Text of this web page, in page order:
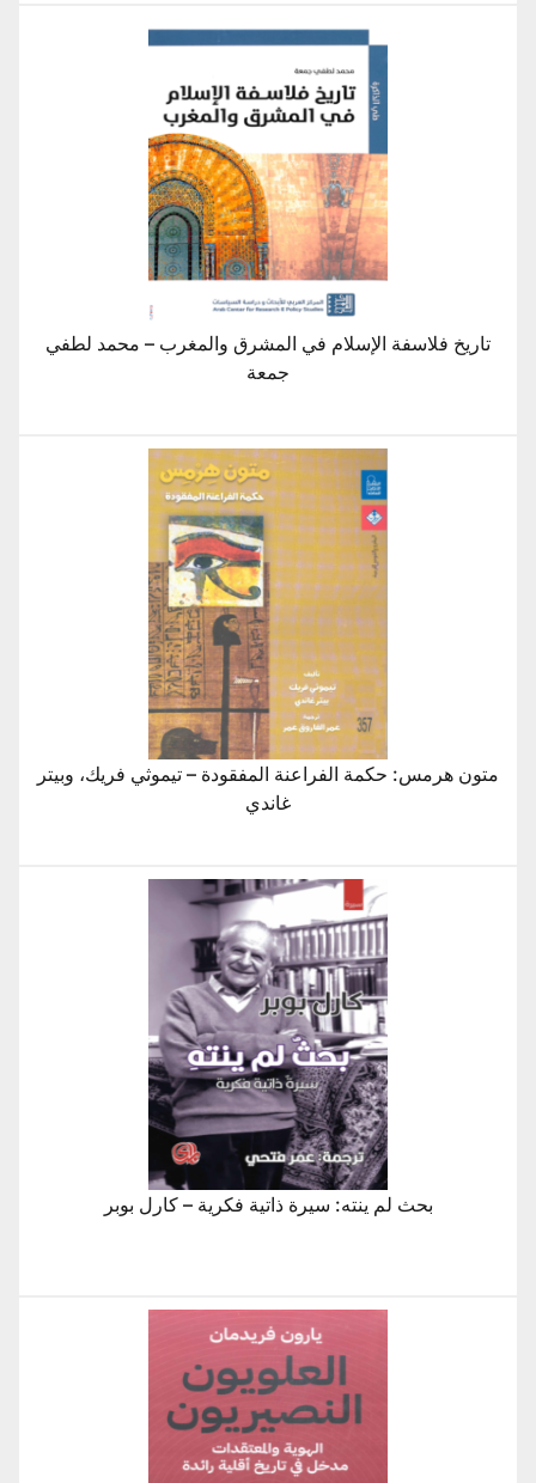
تاريخ فلاسفة الإسلام في المشرق والمغرب – محمد لطفي
جمعة
متون هرمس: حكمة الفراعنة المفقودة – تيموثي فريك، وبيتر
غاندي
بحث لم ينته: سيرة ذاتية فكرية – كارل بوبر